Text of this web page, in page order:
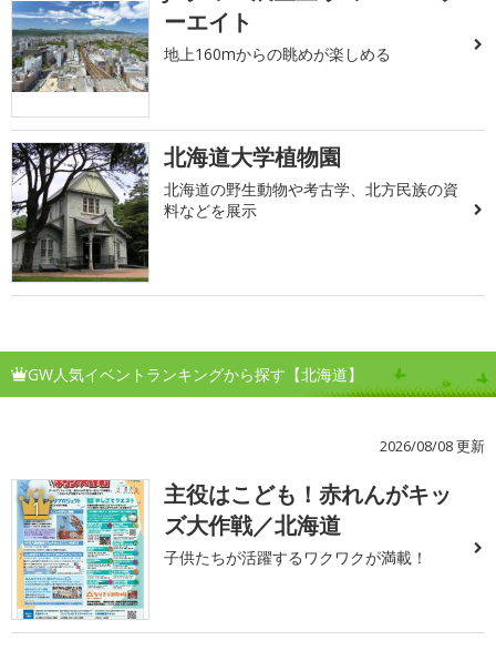
ーエイト
地上160mからの眺めが楽しめる
北海道大学植物園
北海道の野生動物や考古学、北方民族の資
料などを展示
GW人気イベントランキングから探す【北海道】
2026/08/08 更新
1
主役はこども！赤れんがキッ
ズ大作戦／北海道
子供たちが活躍するワクワクが満載！